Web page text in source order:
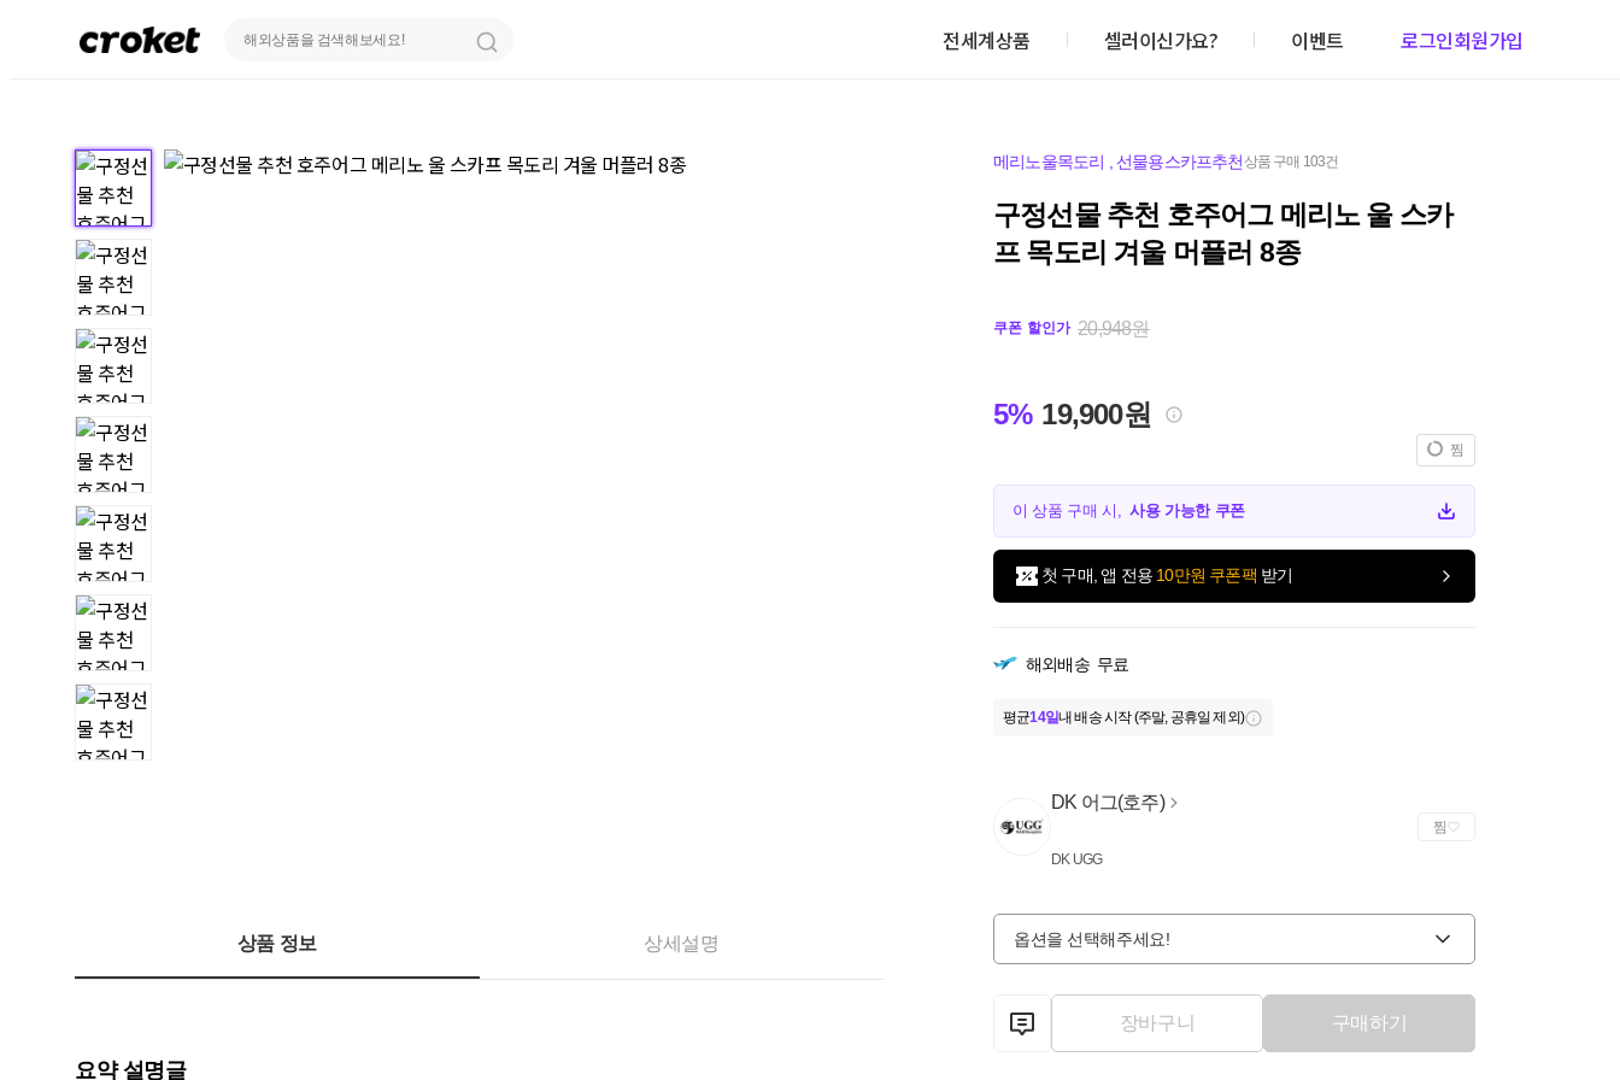
전세계상품 셀러이신가요? 이벤트 로그인회원가입
메리노울목도리 선물용스카프추천상품 구매 103건
구정선물 추천 호주어그 메리노 울 스카
프 목도리 겨울 머플러 8종
쿠폰 할인가 20,948원
5% 19,900원
찜
이 상품 구매 시,사용 가능한 쿠폰
첫 구매, 앱 전용 10만원 쿠폰팩 받기
해외배송 무료
평균14일내 배송 시작 (주말, 공휴일 제외)
DK 어그(호주)
DK UGG
찜
옵션을 선택해주세요!
장바구니 구매하기
상품 정보 상세설명
요약 설명글